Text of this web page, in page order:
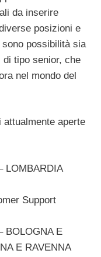
da inserire
posizioni e
possibilità sia
tipo senior, che
nel mondo del
attualmente aperte
LOMBARDIA
Support
BOLOGNA E
E RAVENNA